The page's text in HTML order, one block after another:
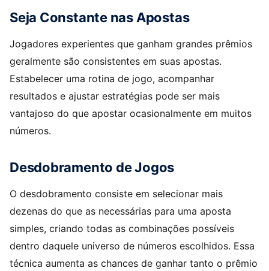
Seja Constante nas Apostas
Jogadores experientes que ganham grandes prêmios
geralmente são consistentes em suas apostas.
Estabelecer uma rotina de jogo, acompanhar
resultados e ajustar estratégias pode ser mais
vantajoso do que apostar ocasionalmente em muitos
números.
Desdobramento de Jogos
O desdobramento consiste em selecionar mais
dezenas do que as necessárias para uma aposta
simples, criando todas as combinações possíveis
dentro daquele universo de números escolhidos. Essa
técnica aumenta as chances de ganhar tanto o prêmio